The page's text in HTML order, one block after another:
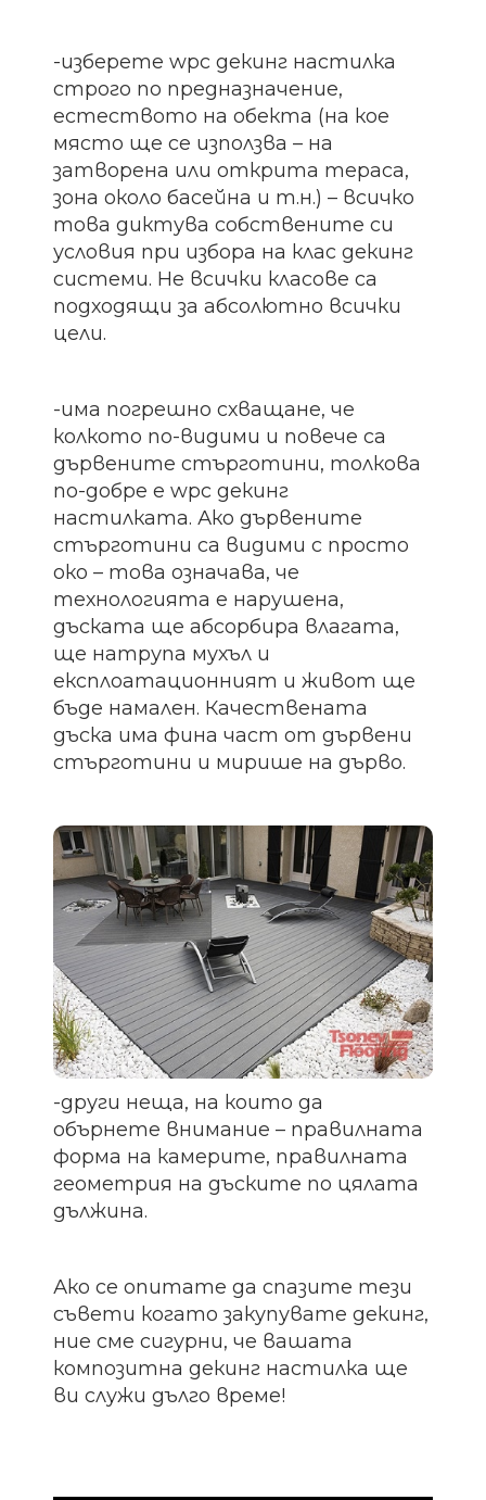
-изберете wpc декинг настилка
строго по предназначение,
естеството на обекта (на кое
място ще се използва – на
затворена или открита тераса,
зона около басейна и т.н.) – всичко
това диктува собствените си
условия при избора на клас декинг
системи. Не всички класове са
подходящи за абсолютно всички
цели.
-има погрешно схващане, че
колкото по-видими и повече са
дървените стърготини, толкова
по-добре е wpc декинг
настилката. Ако дървените
стърготини са видими с просто
око – това означава, че
технологията е нарушена,
дъската ще абсорбира влагата,
ще натрупа мухъл и
експлоатационният и живот ще
бъде намален. Качествената
дъска има фина част от дървени
стърготини и мирише на дърво.
-други неща, на които да
обърнете внимание – правилната
форма на камерите, правилната
геометрия на дъските по цялата
дължина.
Ако се опитате да спазите тези
съвети когато закупувате декинг,
ние сме сигурни, че вашата
композитна декинг настилка ще
ви служи дълго време!